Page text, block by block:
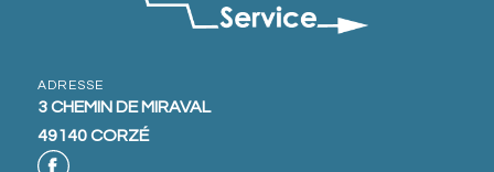
ADRESSE
3 CHEMIN DE MIRAVAL
49140 CORZÉ